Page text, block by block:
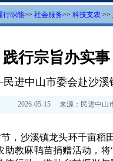
行职能>> 社会服务>> 科技支农 >>
践行宗旨办实
进中山市委会赴沙溪
2026-05-15 来源： 民进中山
，沙溪镇龙头环千亩稻
助教麻鸭苗捐赠活动，